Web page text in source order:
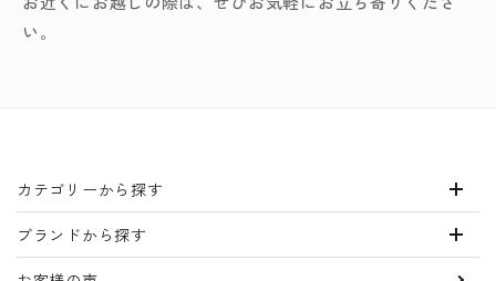
い。
カテゴリーから探す
ブランドから探す